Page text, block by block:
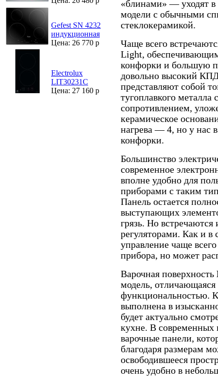
Gefest SN 4232
индукционная
Цена: 26 770 р
Electrolux
LIT30231C
Цена: 27 160 р
«блинами» — уходят
модели с обычными
стеклокерамикой.
Чаще всего
Light,
конфорки и большую
довольно высокий
представляют собой
тугоплавкого
сопротивлением,
керамическое
нагрева — 4, но у нас
конфорки.
Большинство
современное
вполне удобно для
приборами с таким
Панель остается
выступающих
грязь. Но
регуляторами. Как и в
управление чаще
прибора, но может
Варочная поверхность
модель,
функциональностью.
выполнена в
будет актуально
кухне. В современных
варочные панели,
благодаря размерам
освободившееся
очень удобно в